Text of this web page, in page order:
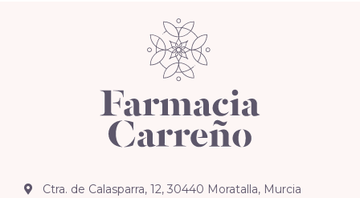
Ctra. de Calasparra, 12, 30440 Moratalla, Murcia